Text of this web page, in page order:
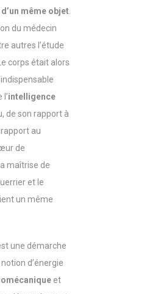
même objet.
du médecin
autres l’étude
corps était alors
intelligence
de son rapport à
au
de
maîtrise de
et le
un même
une démarche
d’énergie
et